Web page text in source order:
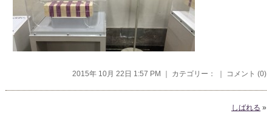
2015年 10月 22日 1:57 PM ｜ カテゴリー： ｜ コメント (0)
しばれる »